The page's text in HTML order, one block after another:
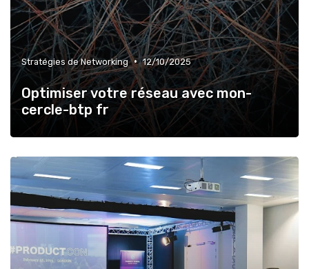
Stratégies de Networking • 12/10/2025
Optimiser votre réseau avec mon-
cercle-btp fr